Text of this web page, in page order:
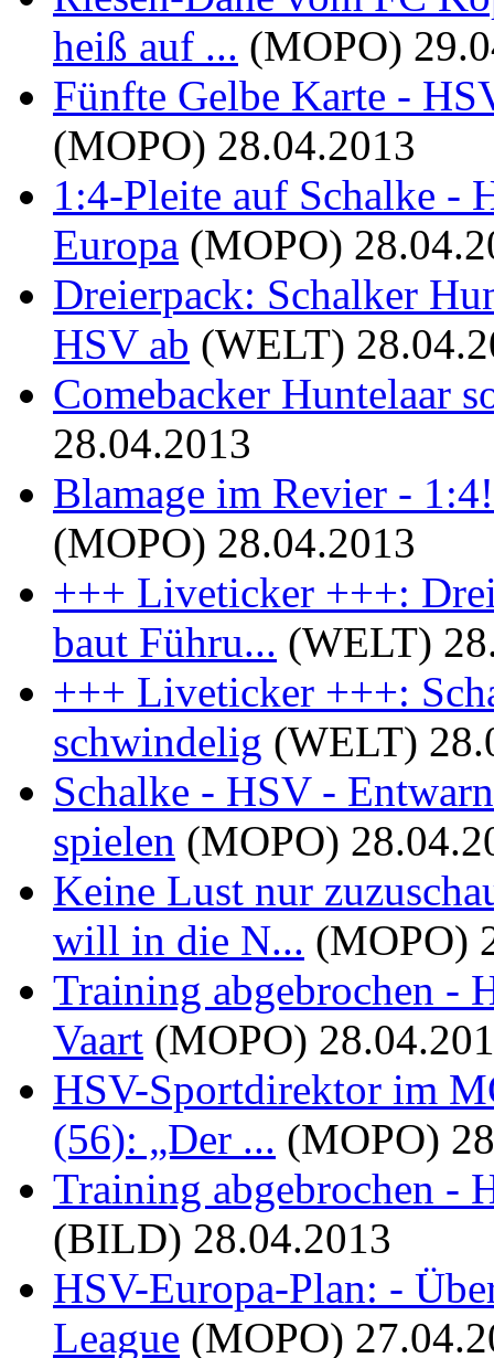
heiß auf ... (MOPO)
Fünfte Gelbe Karte -
(MOPO) 28.04.2013
1:4-Pleite auf Schalke -
Europa (MOPO)
Dreierpack: Schalker
HSV ab (WELT)
Comebacker Huntelaar
28.04.2013
Blamage im Revier -
(MOPO) 28.04.2013
+++ Liveticker +++:
baut Führu... (WELT)
+++ Liveticker +++:
schwindelig (WELT)
Schalke - HSV -
spielen (MOPO)
Keine Lust nur
will in die N... (MOPO)
Training abgebrochen -
Vaart (MOPO)
HSV-Sportdirektor im
(56): „Der ... (MOPO)
Training abgebrochen -
(BILD) 28.04.2013
HSV-Europa-Plan: -
League (MOPO)